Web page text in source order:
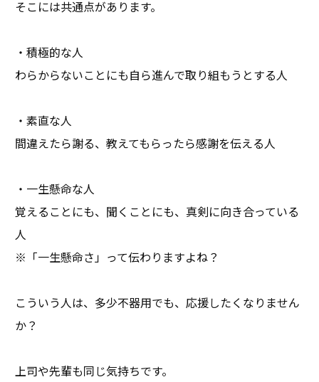
そこには共通点があります。
・積極的な人
わらからないことにも自ら進んで取り組もうとする人
・素直な人
間違えたら謝る、教えてもらったら感謝を伝える人
・一生懸命な人
覚えることにも、聞くことにも、真剣に向き合っている
人
※「一生懸命さ」って伝わりますよね？
こういう人は、多少不器用でも、応援したくなりません
か？
上司や先輩も同じ気持ちです。